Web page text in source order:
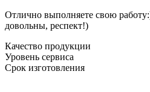
Отлично выполняете свою
довольны, респект!)
Качество продукции
Уровень сервиса
Срок изготовления